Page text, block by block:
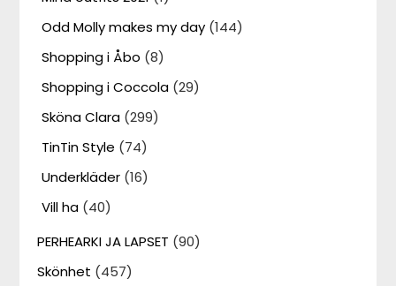
Odd Molly makes my day (144)
Shopping i Åbo (8)
Shopping i Coccola (29)
Sköna Clara (299)
TinTin Style (74)
Underkläder (16)
Vill ha (40)
PERHEARKI JA LAPSET (90)
Skönhet (457)